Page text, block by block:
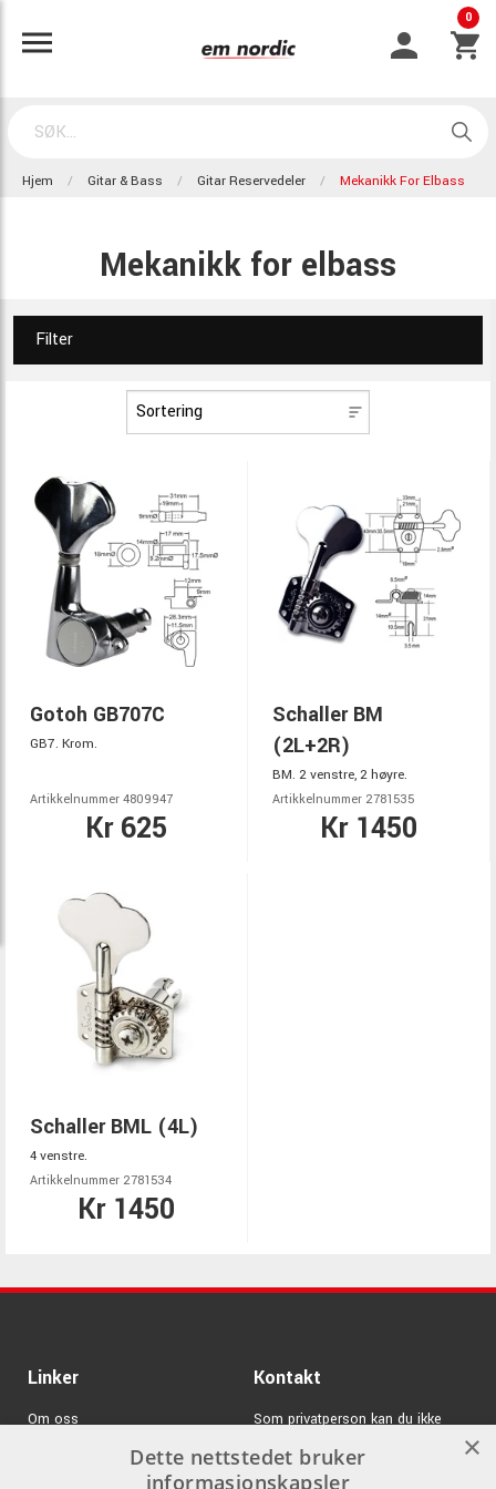
0
Hjem Gitar & Bass Gitar Reservedeler Mekanikk For Elbass
Mekanikk for elbass
Filter
Gotoh GB707C
GB7. Krom.
Artikkelnummer 4809947
Kr 625
Schaller BM
(2L+2R)
BM. 2 venstre, 2 høyre.
Artikkelnummer 2781535
Kr 1450
Schaller BML (4L)
4 venstre.
Artikkelnummer 2781534
Kr 1450
Linker
Om oss
Kontakt
Som privatperson kan du ikke
kjøpe på denne nettsiden, alt salg
skjer gjennom våre forhandlere.
×
Dette nettstedet bruker
informasjonskapsler